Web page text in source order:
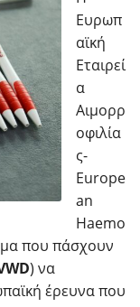
Ευρωπ
αϊκή
Εταιρεί
α
Αιμορρ
οφιλία
ς-
Europe
an
Haemo
που πάσχουν
D) να
έρευνα που